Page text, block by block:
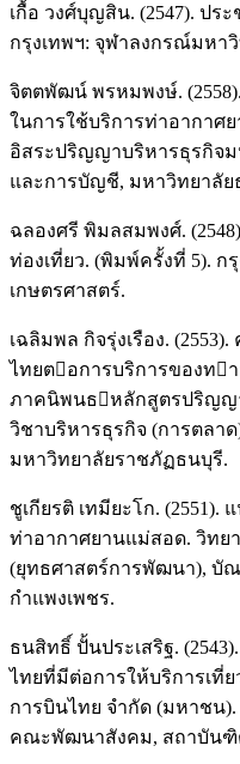
เกื้อ วงศ์บุญสิน. (2547). ปร
กรุงเทพฯ: จุฬาลงกรณ์มหา
จิตตพัฒน์ พรหมพงษ์.
ในการใช้บริการท่าอากาศ
อิสระปริญญาบริหารธุรกิ
และการบัญชี, มหาวิทยาลัย
ฉลองศรี พิมลสมพงศ์.
ท่องเที่ยว. (พิมพ์ครั้งที่ 5).
เกษตรศาสตร์.
เฉลิมพล กิจรุ่งเรือง.
ไทยตอการบริการของท
ภาคนิพนธหลักสูตรปริญญ
วิชาบริหารธุรกิจ (การตลา
มหาวิทยาลัยราชภัฏธนบุรี.
ชูเกียรติ เทมียะโก.
ท่าอากาศยานแม่สอด. วิท
(ยุทธศาสตร์การพัฒนา), บั
กำแพงเพชร.
ธนสิทธิ์ ปั้นประเสริฐ.
ไทยที่มีต่อการให้บริการเที่
การบินไทย จำกัด (มหาช
คณะพัฒนาสังคม, สถาบันฑิ